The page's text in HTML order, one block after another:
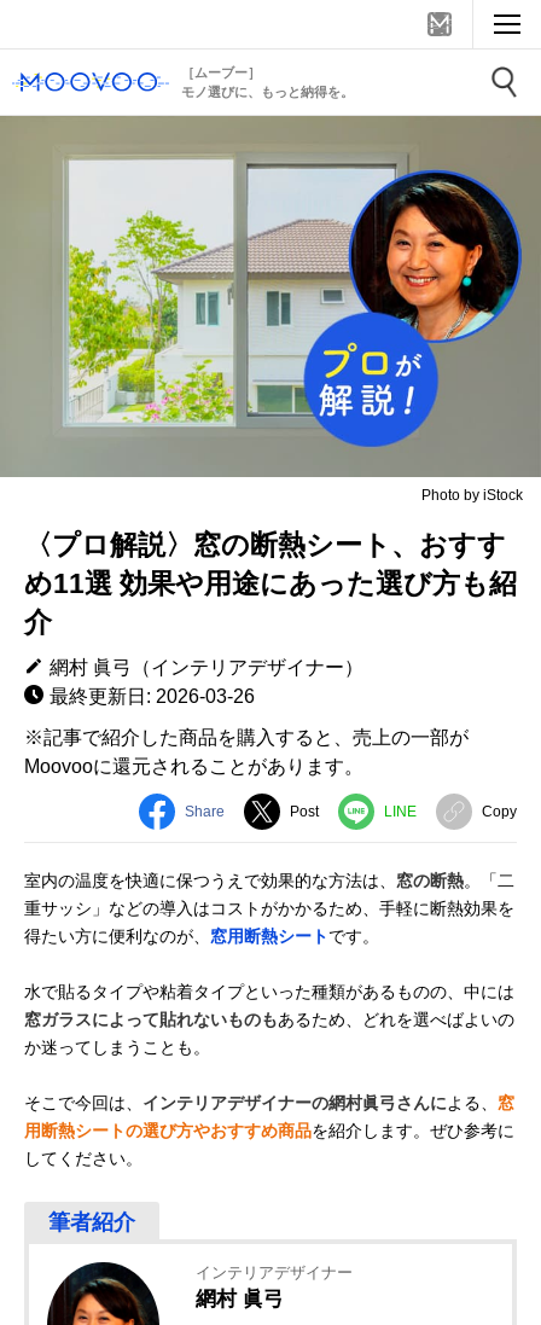
［ムーブー］
モノ選びに、もっと納得を。
Photo by iStock
〈プロ解説〉窓の断熱シート、おすす
め11選 効果や用途にあった選び方も紹
介
網村 眞弓（インテリアデザイナー）
最終更新日: 2026-03-26
※記事で紹介した商品を購入すると、売上の一部が
Moovooに還元されることがあります。
Share Post LINE Copy
室内の温度を快適に保つうえで効果的な方法は、 窓の断熱。「二
重サッシ」などの導入はコストがかかるため、手軽に断熱効果を
得たい方に便利なのが、 窓用断熱シートです。
水で貼るタイプや粘着タイプといった種類があるものの、中には
窓ガラスによって貼れないものもあるため、どれを選べばよいの
か迷ってしまうことも。
そこで今回は、 インテリアデザイナーの網村眞弓さんによる、 窓
用断熱シートの選び方やおすすめ商品を紹介します。ぜひ参考に
してください。
インテリアデザイナー
網村 眞弓